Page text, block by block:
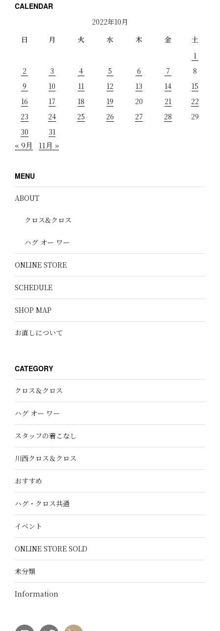
CALENDAR
2022年10月
日
月 火 水 木 金
土
1
2
3 4 5 6 7
8
9
10 11 12 13 14
15
16
17 18 19 20 21
22
23
24 25 26 27 28
29
30
31
« 9月 11月 »
MENU
ABOUT
クロス&クロス
ハグ オー ワー
ONLINE STORE
SCHEDULE
SHOP MAP
お直しについて
CATEGORY
クロス＆クロス
ハグ オー ワー
スタッフの着こなし
川西クロス＆クロス
おすすめ
ハグ・クロス共通
イベント
ONLINE STORE SOLD
未分類
Information